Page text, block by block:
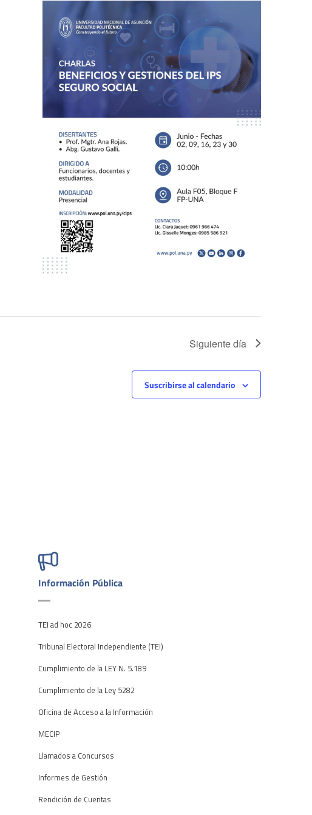
Siguiente día
Suscribirse al calendario
Información Pública
TEI ad hoc 2026
Tribunal Electoral Independiente (TEI)
Cumplimiento de la LEY N. 5.189
Cumplimiento de la Ley 5282
Oficina de Acceso a la Información
MECIP
Llamados a Concursos
Informes de Gestión
Rendición de Cuentas